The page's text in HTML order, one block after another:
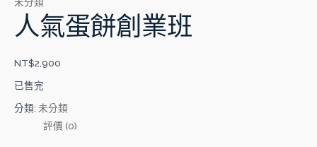
人氣蛋餅創業班
NT$2,900
已售完
分類: 未分類
評價 (0)